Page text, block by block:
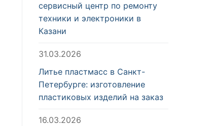
сервисный центр по ремонту
техники и электроники в
Казани
31.03.2026
Литье пластмасс в Санкт-
Петербурге: изготовление
пластиковых изделий на заказ
16.03.2026